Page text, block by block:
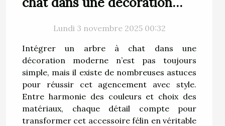
Lundi 3 novembre 2025 00:32
Intégrer un arbre à chat dans une
décoration moderne n’est pas toujours
simple, mais il existe de nombreuses astuces
pour réussir cet agencement avec style.
Entre harmonie des couleurs et choix des
matériaux, chaque détail compte pour
transformer cet accessoire félin en véritable